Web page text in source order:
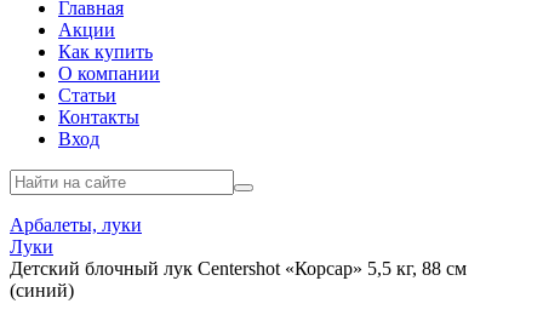
Главная
Акции
Как купить
О компании
Статьи
Контакты
Вход
Арбалеты, луки
Луки
Детский блочный лук Centershot «Корсар» 5,5 кг, 88 см
(синий)